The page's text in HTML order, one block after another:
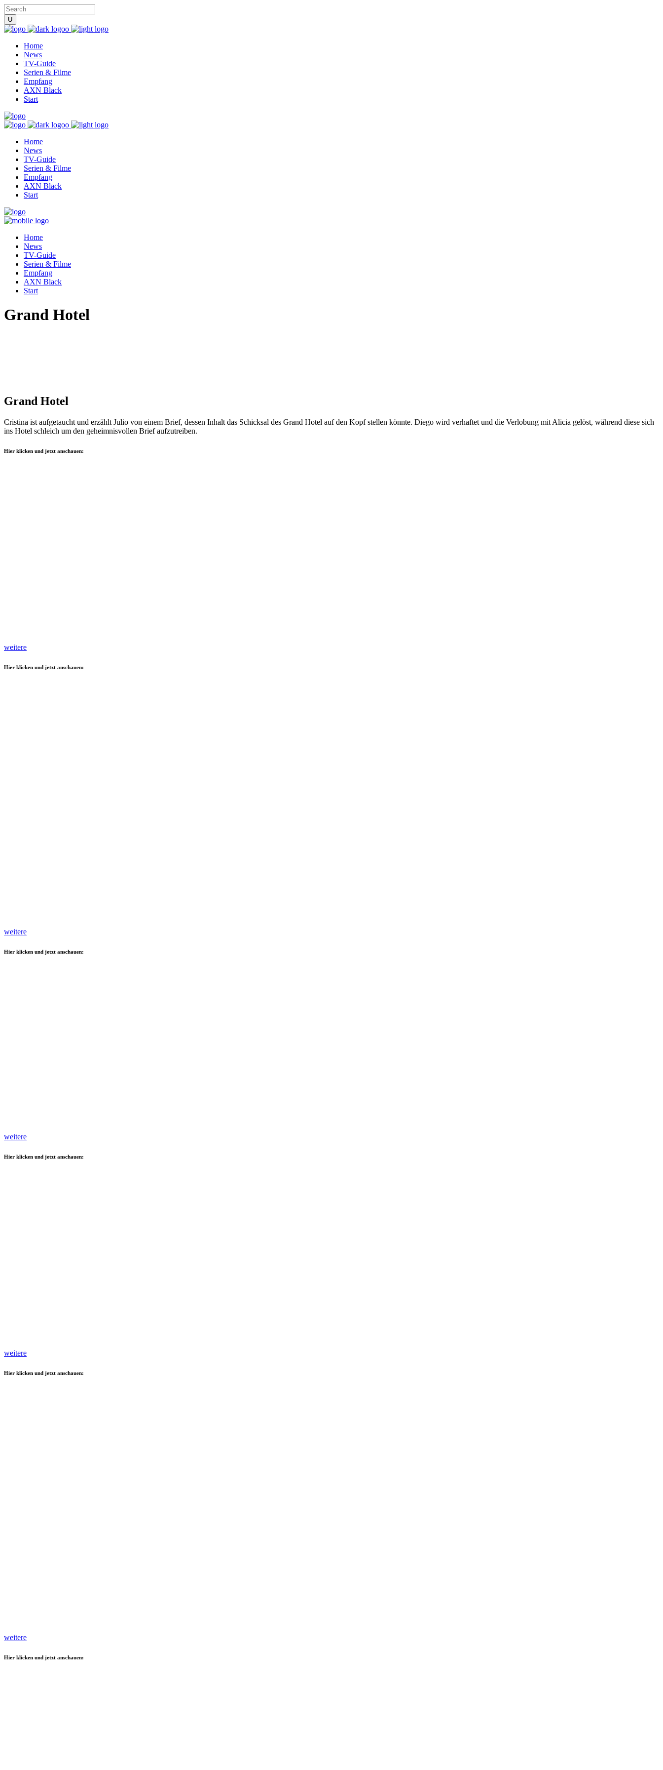
Home
News
TV-Guide
Serien & Filme
Empfang
AXN Black
Start
Home
News
TV-Guide
Serien & Filme
Empfang
AXN Black
Start
Home
News
TV-Guide
Serien & Filme
Empfang
AXN Black
Start
Grand Hotel
Grand Hotel
Cristina ist aufgetaucht und erzählt Julio von einem Brief, dessen Inhalt das Schicksal des Grand Hotel auf den Kopf stellen könnte. Diego wird verhaftet und die Verlobung mit Alicia gelöst, während diese sich
ins Hotel schleich um den geheimnisvollen Brief aufzutreiben.
Hier klicken und jetzt anschauen:
weitere
Hier klicken und jetzt anschauen:
weitere
Hier klicken und jetzt anschauen:
weitere
Hier klicken und jetzt anschauen:
weitere
Hier klicken und jetzt anschauen:
weitere
Hier klicken und jetzt anschauen: